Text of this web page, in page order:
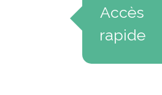
Accès
rapide